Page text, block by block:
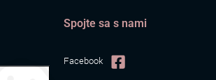
Spojte sa s nami
Facebook